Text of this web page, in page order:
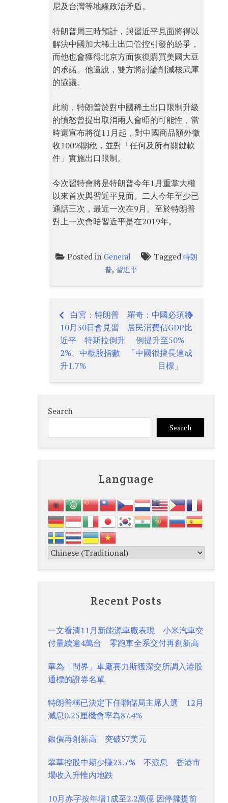
尼及台灣等地緣政治矛盾。
特朗普周三時預計，與習近平見面將得以
解決中國加大稀土出口管控引發的紛爭，
而他也會獲得北京方面恢復購買美國大豆
的承諾。他還說，雙方將討論削減核武庫
的協議。
此前，特朗普於對中國稀土出口限制升級
的憤怒曾提出取消兩人會晤的可能性，當
時還宣布將從11月起，對中國商品額外徵
收100%關稅，並對「任何及所有關鍵軟
件」實施出口限制。
今次習特會將是特朗普今年1月重掌大權
以來首次與習近平見面。二人今年至少已
通話三次，最近一次在9月。至於特朗普
對上一次會晤習近平是在2019年。
Posted in General Tagged 特朗
普, 習近平
Post
navigation
白宮：特朗普
10月30日會見習
近平 特斯拉倒升
2%、中概股指數
升1.7%
羅奇：中國必須將
居民消費佔GDP比
例提升至50%
「中國很擅長達成
目標」
Search
Search
Language
Recent Posts
一文看清11月新能源車廠表現 小米汽車交
付量續逾4萬台 零跑車全系交付再創新高
華為「問界」車廠賽力斯獲深交所調入港股
通標的證券名單
特朗普稱已決定下任聯儲局主席人選 12月
減息0.25厘機會率為87.4%
銀價再創新高 突破57美元
翠華控股中期少賺23.7% 不派息 香港市
場收入升惟內地跌
10月赤字按年增1成至2.2萬億 因停擺提前